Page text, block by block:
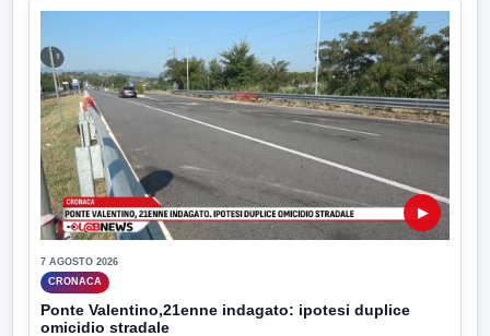
▶
7 AGOSTO 2026
CRONACA
Ponte Valentino,21enne indagato: ipotesi duplice
omicidio stradale